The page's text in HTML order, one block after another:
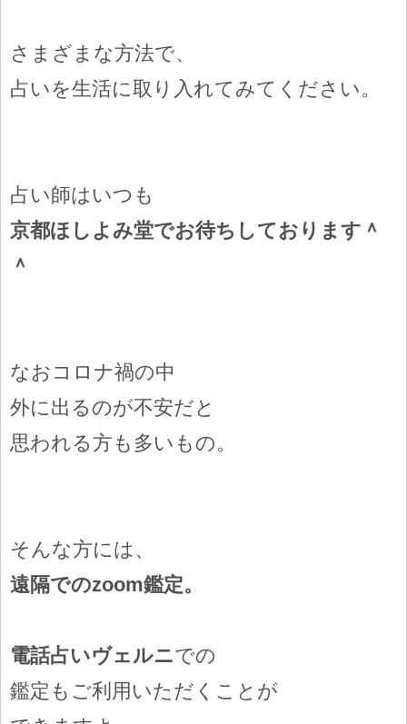
さまざまな方法で、
占いを生活に取り入れてみてください。
占い師はいつも
京都ほしよみ堂でお待ちしております＾
＾
なおコロナ禍の中
外に出るのが不安だと
思われる方も多いもの。
そんな方には、
遠隔でのzoom鑑定。
電話占いヴェルニでの
鑑定もご利用いただくことが